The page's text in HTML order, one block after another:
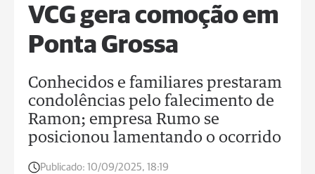
VCG gera comoção em
Ponta Grossa
Conhecidos e familiares prestaram
condolências pelo falecimento de
Ramon; empresa Rumo se
posicionou lamentando o ocorrido
Publicado: 10/09/2025, 18:19